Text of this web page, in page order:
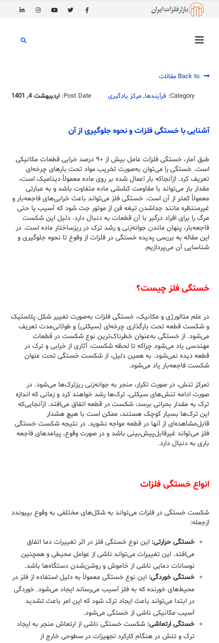
Category: فرآیندها, مرکز یادگیری Post Date: اردیبهشت 4, 1401
آشنایی با خستگی فلزات و نحوه جلوگیری از آن
طبق آمار، خستگی فلزات عامل بیش از ۹۰ درصد خرابی قطعات مکانیکی
است. خستگی را می‌توان به‌صورت تخریب مواد تحت بارهای چرخه‌ای
تعریف کرد. ازآنجاکه بار اعمال شده بر روی ماده معمولاً دینامیک است،
مقدار بار می‌تواند با مقاومت کششی ماده متفاوت باشد و به عبارتی
معمولاً کمتر از آن است. خستگی فلز می‌تواند باعث خرابی‌های فاجعه‌بار و
غیرمنتظره مانند جداشدن تیغه فن از موتور جت شود که آسیب یا حتی
مرگ را برای افراد درگیر با آن قطعات به دنبال دارد. دلیل این شکست
فاجعه‌بار، پنهان ماندن جوانه‌زنی و رشد ترک در ریزساختار ماده است. در
این مقاله به بررسی پدیده خستگی در فلزات از وقوع تا نحوه جلوگیری و
شناسایی آن می‌پردازیم.
خستگی فلز چیست؟
در علم متالورژی و مکانیک، خستگی فلزات به‌صورت تغییر شکل پلاستیک
و شکست قطعه تحت بارگذاری چرخه‌ای (سیکلی) و طولانی‌مدت تعریف
می‌شود. از خستگی به‌عنوان خطرناک‌ترین نوع شکست در قطعات
مهندسی یاد می‌شود چراکه تا لحظه شکست، آثاری از خرابی و ترک در
قطعه دیده نمی‌شود. به همین دلیل، از شکست خستگی تحت عنوان
شکست فاجعه‌بار یاد می‌شود.
تمرکز تنش، در صورت تکرار، منجر به جوانه‌زنی ریزترک‌ها می‌شود. در
صورت ادامه تنش‌های سیکلی، ترک‌ها رشد خواهند کرد و زمانی که اندازه
ترک به مقدار بحرانی برسد، شکست در قطعه اتفاق می‌افتد. ازآنجایی‌که
این ترک‌ها بسیار کوچک هستند، ممکن است با هیچ هشدار
قابل‌مشاهده‌ای از آنها در قطعه مواجه نشوید. در نتیجه شکست خستگی
فلز می‌تواند غیرقابل‌پیش‌بینی باشد و در صورت وقوع، پیامدهای فاجعه
باری به دنبال دارد.
انواع خستگی فلزات
شکست خستگی در فلزات می‌تواند به شکل‌های مختلفی به وقوع بپیوندد
ازجمله:
خستگی حرارتی: این نوع خستگی فلز در اثر تغییرات دما اتفاق
می‌افتد. این تغییرات می‌تواند ناشی از عوامل محیطی و همچنین
نوسانات دمایی ناشی از خاموش و روشن‌شدن دستگاه‌ها باشد.
خستگی خوردگی: این نوع خستگی معمولاً به دلیل استفاده از فلز در
محیط‌های خورنده که به فلز آسیب می‌رساند ایجاد می‌شود. خوردگی
در ابتدا می‌تواند باعث ایجاد ترک شود که این امر باعث تشدید
آسیب مکانیکی ناشی از خستگی می‌شود.
خستگی ارتعاشی: شکست خستگی ناشی از ارتعاش منجر به ایجاد
ترک و تنش در هنگام کارکرد تجهیزات در سطوحی خارج از